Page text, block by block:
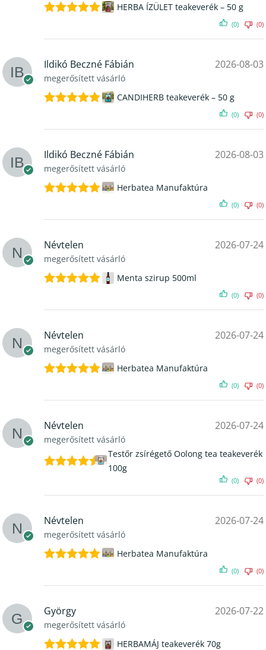
HERBA ÍZÜLET teakeverék – 50 g
(0) (0)
Ildikó Beczné Fábián
megerősített vásárló
2026-08-03
CANDIHERB teakeverék – 50 g
(0) (0)
Ildikó Beczné Fábián
megerősített vásárló
2026-08-03
Herbatea Manufaktúra
(0) (0)
Névtelen
megerősített vásárló
2026-07-24
Menta szirup 500ml
(0) (0)
Névtelen
megerősített vásárló
2026-07-24
Herbatea Manufaktúra
(0) (0)
Névtelen
megerősített vásárló
2026-07-24
Testőr zsírégető Oolong tea teakeverék
100g
(0) (0)
Névtelen
megerősített vásárló
2026-07-24
Herbatea Manufaktúra
(0) (0)
György
megerősített vásárló
2026-07-22
HERBAMÁJ teakeverék 70g